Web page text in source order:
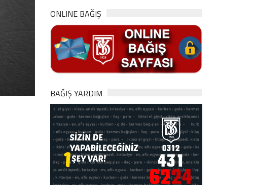
ONLINE BAĞIŞ
BAĞIŞ YARDIM